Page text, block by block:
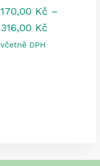
170,00 Kč –
316,00 KčRozpětí
včetně DPH